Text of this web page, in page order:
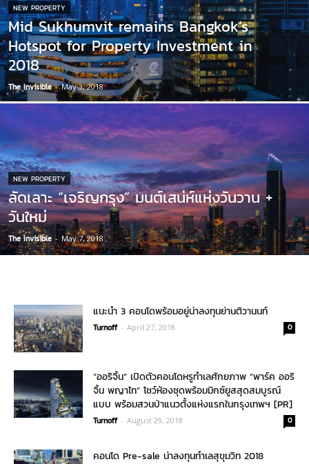
NEW PROPERTY
Mid Sukhumvit remains Bangkok’s
Hotspot for Property Investment in
2018
The Invisible - May 3, 2018
NEW PROPERTY
ลัดเลาะ “เจริญกรุง” มนต์เสน่ห์แห่งวันวาน +
วันใหม่
The Invisible - May 7, 2018
แนะนำ 3 คอนโดพร้อมอยู่น่าลงทุนย่านติวานนท์
Turnoff - April 27, 2018 0
“ออริจิ้น” เปิดตัวคอนโดหรูทำเลศักยภาพ “พาร์ค ออริ
จิ้น พญาไท” โชว์ห้องชุดพร้อมมิกซ์ยูสสุดสมบูรณ์
แบบ พร้อมสวนป่าแนวตั้งแห่งแรกในกรุงเทพฯ [PR]
Turnoff - August 29, 2018 0
คอนโด Pre-sale น่าลงทุนทำเลสุขุมวิท 2018